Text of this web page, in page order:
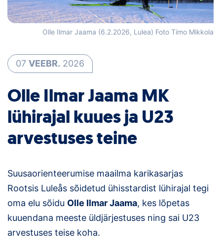
Kontakt
Galerii
Kaardid
Kalender
Koondised
Tule klubisse!
Tulemused
Dokumendid
Klubid
Olle Ilmar Jaama (6.2.2026, Lulea) Foto Timo Mikkola
07 VEEBR. 2026
Olle Ilmar Jaama MK
lühirajal kuues ja U23
arvestuses teine
Suusaorienteerumise maailma karikasarjas
Rootsis Luleås sõidetud ühisstardist lühirajal tegi
oma elu sõidu Olle Ilmar Jaama, kes lõpetas
kuuendana meeste üldjärjestuses ning sai U23
arvestuses teise koha.